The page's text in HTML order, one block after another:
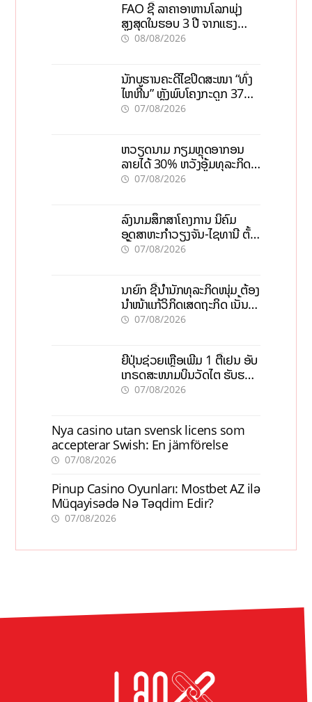
FAO ຊີ້ ລາຄາອາຫານໂລກພຸ່ງ
ສູງສຸດໃນຮອບ 3 ປີ ຈາກແຮງ
ກົດດັນຂອງສົງຄາມ, El nino
08/08/2026
ນັກບູຮານຄະດີໄຂປິດສະໜາ “ທົ່ງ
ໄຫຫີນ” ຫຼັງພົບໂຄງກະດູກ 37
ຄົນໃນຫີນຍັກ
07/08/2026
ຫວຽດນາມ ກຽມຫຼຸດອາກອນ
ລາຍໄດ້ 30% ຫວັງອູ້ມທຸລະກິດ
ຂະໜາດນ້ອຍ ແລະ ຈຸນລະ
07/08/2026
ລົງນາມສຶກສາໂຄງການ ນິຄົມ
ອຸດສາຫະກຳວຽງຈັນ-ໄຊທານີ ຕັ້ງ
ເປົ້າດຶງທຶນ 150 ລ້ານໂດລາ, ສ້າງ
07/08/2026
ນາຍົກ ຊີ້ນຳນັກທຸລະກິດໜຸ່ມ ຕ້ອງ
ນຳໜ້າແກ້ວິກິດເສດຖະກິດ ເນັ້ນດຶງ
ທຶນສາກົນ, ຫັນສູ່ດິຈິຕອນ
07/08/2026
ຍີ່ປຸ່ນຊ່ວຍເຫຼືອເພີ່ມ 1 ຕື້ເຢນ ອັບ
ເກຣດສະໜາມບິນວັດໄຕ ຮັບຮອງ
ການເຕີບໂຕ
07/08/2026
Nya casino utan svensk licens som
accepterar Swish: En jämförelse
07/08/2026
Pinup Casino Oyunları: Mostbet AZ ilə
Müqayisədə Nə Təqdim Edir?
07/08/2026